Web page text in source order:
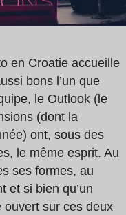
en Croatie accueille
bons l’un que
le Outlook (le
(dont la
ont, sous des
le même esprit. Au
ses formes, au
et si bien qu’un
ouvert sur ces deux